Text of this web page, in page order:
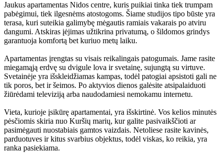
Jaukus apartamentas Nidos centre, kuris puikiai tinka tiek trumpam
pabėgimui, tiek ilgesnėms atostogoms. Šiame studijos tipo būste yra
terasa, kuri suteikia galimybę mėgautis ramiais vakarais po atviru
dangumi. Atskiras įėjimas užtikrina privatumą, o šildomos grindys
garantuoja komfortą bet kuriuo metų laiku.
Apartamentas įrengtas su visais reikalingais patogumais. Jame rasite
miegamąją erdvę su dvigule lova ir svetainę, sujungtą su virtuve.
Svetainėje yra išskleidžiamas kampas, todėl patogiai apsistoti gali ne
tik poros, bet ir šeimos. Po aktyvios dienos galėsite atsipalaiduoti
žiūrėdami televiziją arba naudodamiesi nemokamu internetu.
Vieta, kurioje įsikūrę apartamentai, yra išskirtinė. Vos kelios minutės
pėsčiomis skiria nuo Kuršių marių, kur galite pasivaikščioti ar
pasimėgauti nuostabiais gamtos vaizdais. Netoliese rasite kavinės,
parduotuves ir kitus svarbius objektus, todėl viskas, ko reikia, yra
ranka pasiekiama.